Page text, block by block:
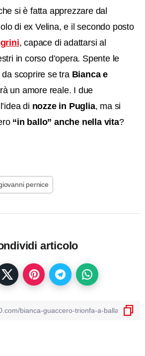
si è fatta apprezzare dal
di ex Velina, e il secondo posto
, capace di adattarsi al
in corso d’opera. Spente le
scoprire se tra Bianca e
un amore reale. I due
di nozze in Puglia, ma si
“in ballo” anche nella vita?
pernice
articolo